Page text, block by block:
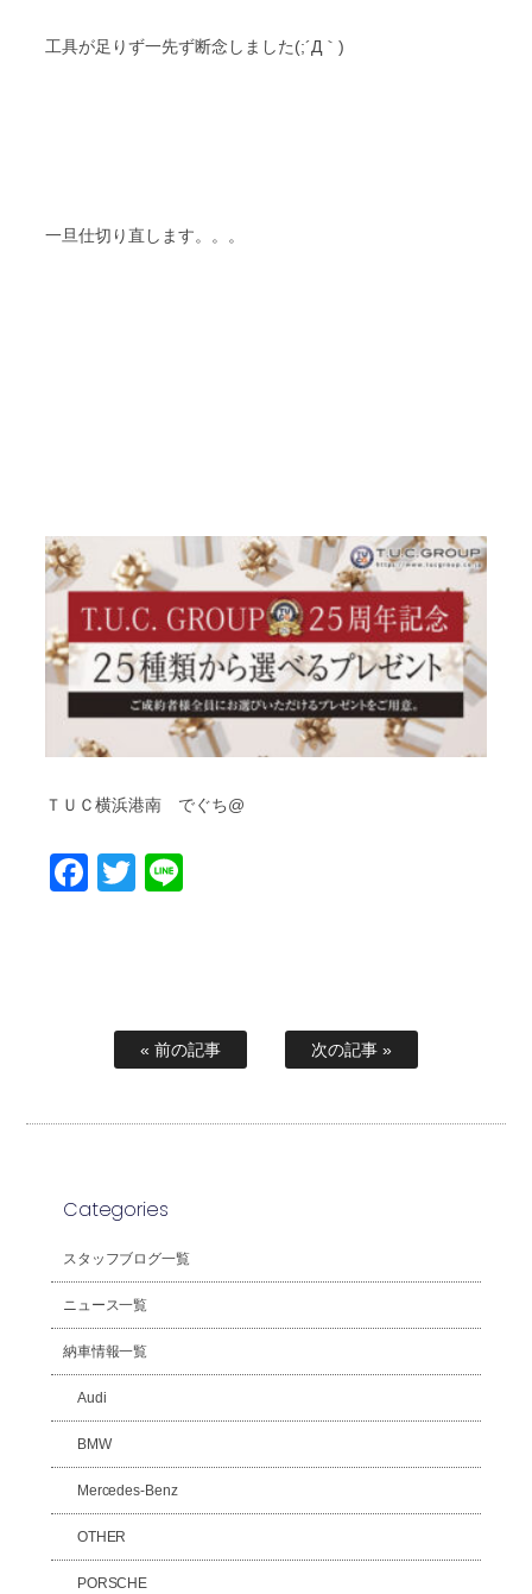
工具が足りず一先ず断念しました(;´Д｀)
一旦仕切り直します。。。
ＴＵＣ横浜港南 でぐち@
Facebook
Twitter
« 前の記事 次の記事 »
Categories
スタッフブログ一覧
ニュース一覧
納車情報一覧
Audi
BMW
Mercedes-Benz
OTHER
PORSCHE